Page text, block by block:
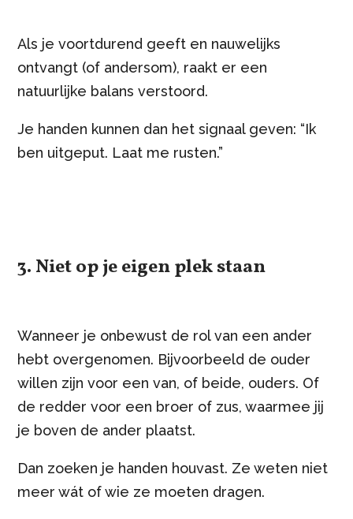
Als je voortdurend geeft en nauwelijks
ontvangt (of andersom), raakt er een
natuurlijke balans verstoord.
Je handen kunnen dan het signaal geven: “Ik
ben uitgeput. Laat me rusten.”
3. Niet op je eigen plek staan
Wanneer je onbewust de rol van een ander
hebt overgenomen. Bijvoorbeeld de ouder
willen zijn voor een van, of beide, ouders. Of
de redder voor een broer of zus, waarmee jij
je boven de ander plaatst.
Dan zoeken je handen houvast. Ze weten niet
meer wát of wie ze moeten dragen.